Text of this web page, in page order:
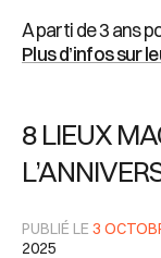
8 LIEUX
PUBLIÉ LE 3
2025
A parti de 3 ans
Plus d’infos sur